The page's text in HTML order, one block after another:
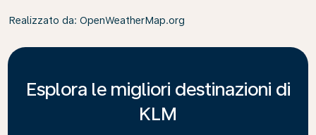
Realizzato da: OpenWeatherMap.org
Esplora le migliori destinazioni di
KLM